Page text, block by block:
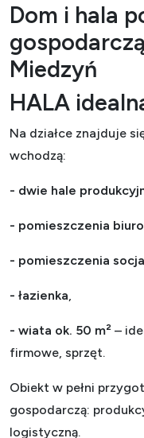
Dom i hala
Miedzyń
HALA
Na działce znajduje
wchodzą:
- dwie hale
- pomieszczenia
- pomieszczenia
- łazienka
- wiata ok. 50 m² –
firmowe, sprzęt.
Obiekt w pełni
gospodarczą:
logistyczną.